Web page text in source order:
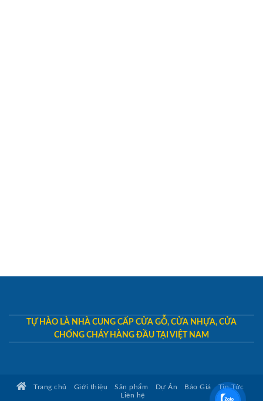
TỰ HÀO LÀ NHÀ CUNG CẤP CỬA GỖ, CỬA NHỰA, CỬA
CHỐNG CHÁY HÀNG ĐẦU TẠI VIỆT NAM
Trang chủ Giới thiệu Sản phẩm Dự Án Báo Giá
Tin Tức
Liên hệ